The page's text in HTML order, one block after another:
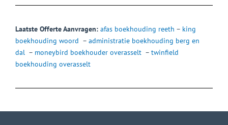
Laatste Offerte Aanvragen: afas boekhouding reeth – king
boekhouding woord – administratie boekhouding berg en
dal – moneybird boekhouder overasselt – twinfield
boekhouding overasselt